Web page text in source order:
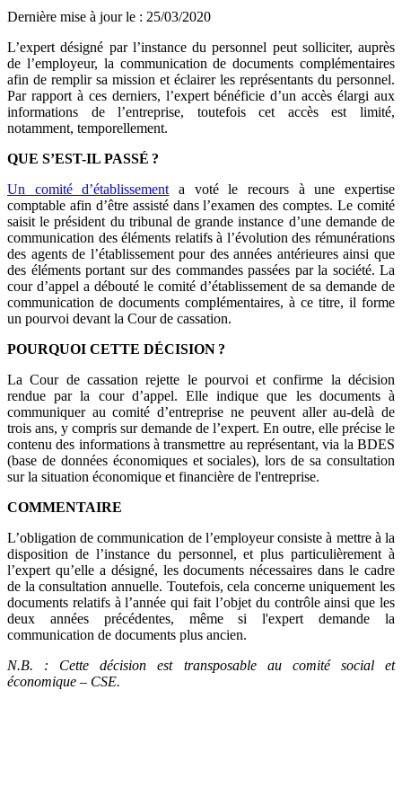
Dernière mise à jour le : 25/03/2020
L’expert désigné par l’instance du personnel peut solliciter, auprès
de l’employeur, la communication de documents complémentaires
afin de remplir sa mission et éclairer les représentants du personnel.
Par rapport à ces derniers, l’expert bénéficie d’un accès élargi aux
informations de l’entreprise, toutefois cet accès est limité,
notamment, temporellement.
QUE S’EST-IL PASSÉ ?
Un comité d’établissement a voté le recours à une expertise
comptable afin d’être assisté dans l’examen des comptes. Le comité
saisit le président du tribunal de grande instance d’une demande de
communication des éléments relatifs à l’évolution des rémunérations
des agents de l’établissement pour des années antérieures ainsi que
des éléments portant sur des commandes passées par la société. La
cour d’appel a débouté le comité d’établissement de sa demande de
communication de documents complémentaires, à ce titre, il forme
un pourvoi devant la Cour de cassation.
POURQUOI CETTE DÉCISION ?
La Cour de cassation rejette le pourvoi et confirme la décision
rendue par la cour d’appel. Elle indique que les documents à
communiquer au comité d’entreprise ne peuvent aller au-delà de
trois ans, y compris sur demande de l’expert. En outre, elle précise le
contenu des informations à transmettre au représentant, via la BDES
(base de données économiques et sociales), lors de sa consultation
sur la situation économique et financière de l'entreprise.
COMMENTAIRE
L’obligation de communication de l’employeur consiste à mettre à la
disposition de l’instance du personnel, et plus particulièrement à
l’expert qu’elle a désigné, les documents nécessaires dans le cadre
de la consultation annuelle. Toutefois, cela concerne uniquement les
documents relatifs à l’année qui fait l’objet du contrôle ainsi que les
deux années précédentes, même si l'expert demande la
communication de documents plus ancien.
N.B. : Cette décision est transposable au comité social et
économique – CSE.